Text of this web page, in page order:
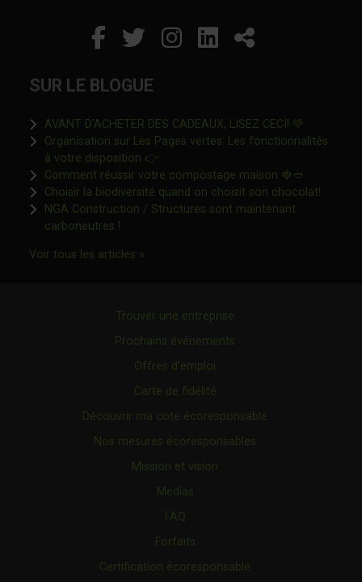
Facebook
Ce lien s'ouvrira dans
Twitter
Ce lien s'ouvrira
Instagram
Ce lien s'ouvrira
LinkedIn
Ce lienPartager
SUR LE BLOGUE
AVANT D’ACHETER DES CADEAUX, LISEZ CECI! 💚
Organisation sur Les Pages vertes: Les fonctionnalités
à votre disposition 👉Ce lien s'ouvrira dans une nouvelle
Comment réussir votre compostage maison 🍓🥙
Choisir la biodiversité quand on choisit son chocolat!Ce lien
NGA Construction / Structures sont maintenant
carboneutres !Ce lien s'ouvrira dans une nouvelle fenêtre"
Voir tous les articles »Ce lien s'ouvrira dans une nouvelle
Trouver une entreprise
Prochains événements
Offres d’emploi
Carte de fidélité
Découvrir ma cote écoresponsable
Nos mesures écoresponsables
Mission et vision
Médias
FAQ
Forfaits
Certification écoresponsable